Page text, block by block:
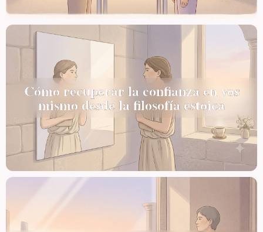
Cómo recuperar la confianza en vos
mismo desde la filosofía estoica